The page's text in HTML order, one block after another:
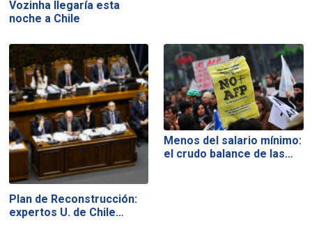
Vozinha llegaría esta
noche a Chile
Plan de Reconstrucción:
expertos U. de Chile…
Menos del salario mínimo:
el crudo balance de las…